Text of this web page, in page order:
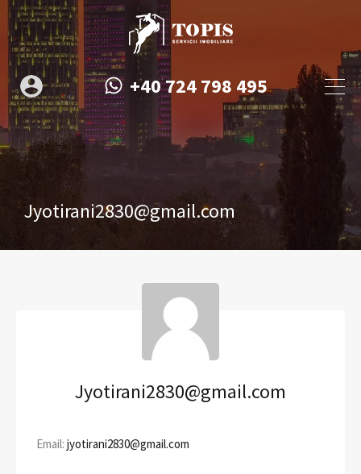
+40 724 798 495
Jyotirani2830@gmail.com
Jyotirani2830@gmail.com
Email: jyotirani2830@gmail.com